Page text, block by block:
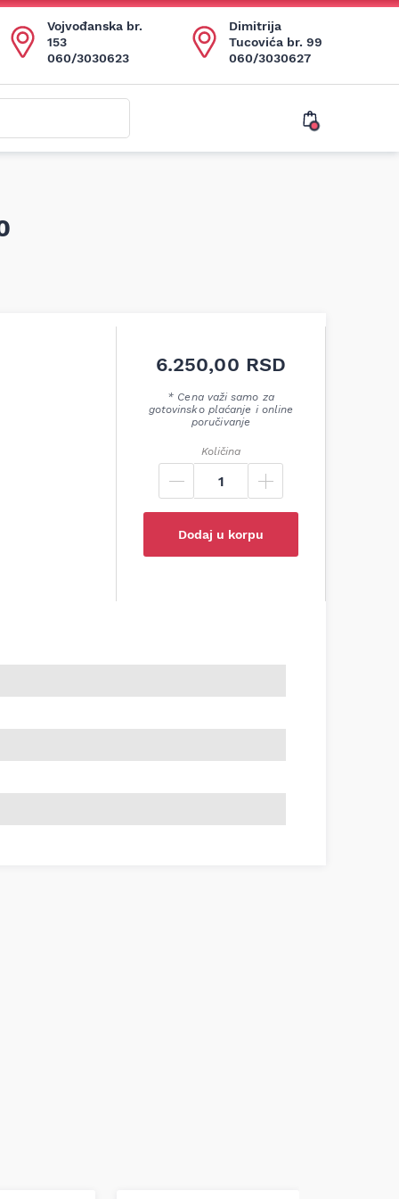
Vojvođanska br.
153
060/3030623
Dimitrija
Tucovića br. 99
060/3030627
6.250,00 RSD
* Cena važi samo za
gotovinsko plaćanje i online
poručivanje
Količina
Dodaj u korpu